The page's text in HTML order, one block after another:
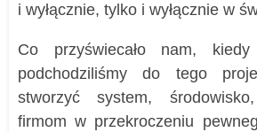
i wyłącznie, tylko i wyłącznie w
Co przyświecało nam,
podchodziliśmy do tego
stworzyć system,
firmom w przekroczeniu